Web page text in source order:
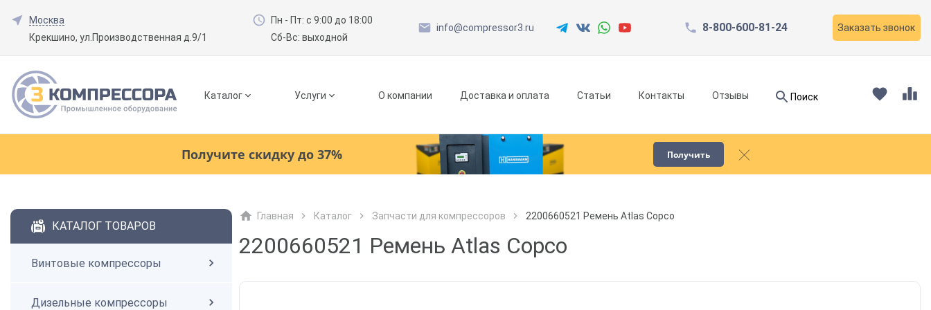
Москва
Крекшино, ул.Производственная д.9/1
Пн - Пт: с 9:00 до 18:00
Сб-Вс: выходной
info@compressor3.ru 8-800-600-81-24 Заказать звонок
Каталог
Рефрижераторные осушители
Услуги О компании Доставка и оплата Статьи Контакты Отзывы Поиск
Получите скидку до 37% Получить
Смотреть все товары(0)
КАТАЛОГ ТОВАРОВ
Винтовые компрессоры
Дизельные компрессоры
Главная Каталог Запчасти для компрессоров 2200660521 Ремень Atlas Copco
2200660521 Ремень Atlas Copco
Город доставки
Как к Вам обращаться?